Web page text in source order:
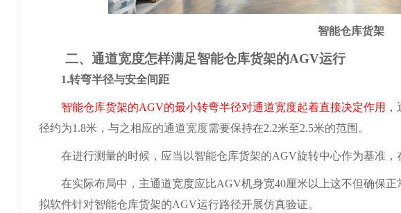
智能仓库货架
二、通道宽度怎样满足智能仓库货架的AGV运行
1.转弯半径与安全间距
智能仓库货架的AGV的最小转弯半径对通道宽度起着直接决定作用，
径约为1.8米，与之相应的通道宽度需要保持在2.2米至2.5米的范围。
在进行测量的时候，应当以智能仓库货架的AGV旋转中心作为基准，
在实际布局中，主通道宽度应比AGV机身宽40厘米以上这不但确保正
拟软件针对智能仓库货架的AGV运行路径开展仿真验证。